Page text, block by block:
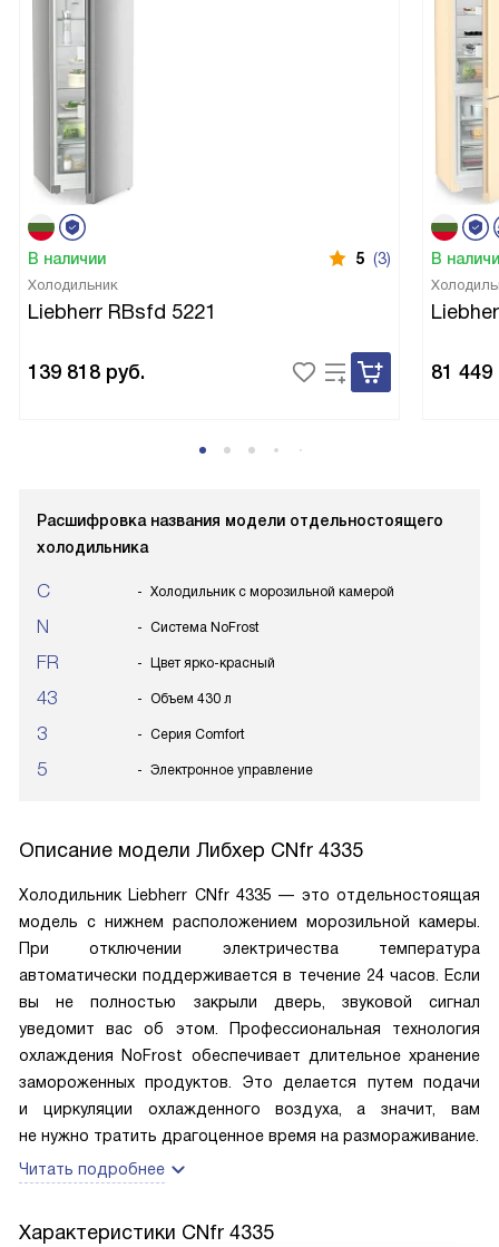
В наличии 5 (3)
Холодильник
Liebherr RBsfd 5221
139 818 руб.
В
81 449
Расшифровка названия модели отдельностоящего
холодильника
C Холодильник с морозильной камерой
N Система NoFrost
FR Цвет ярко-красный
43 Объем 430 л
3 Серия Comfort
5 Электронное управление
Описание модели Либхер CNfr 4335
Холодильник Liebherr CNfr 4335 — это отдельностоящая
модель с нижнем расположением морозильной камеры.
При отключении электричества температура
автоматически поддерживается в течение 24 часов. Если
вы не полностью закрыли дверь, звуковой сигнал
уведомит вас об этом. Профессиональная технология
охлаждения NoFrost обеспечивает длительное хранение
замороженных продуктов. Это делается путем подачи
и циркуляции охлажденного воздуха, а значит, вам
не нужно тратить драгоценное время на размораживание.
Читать подробнее
Характеристики CNfr 4335